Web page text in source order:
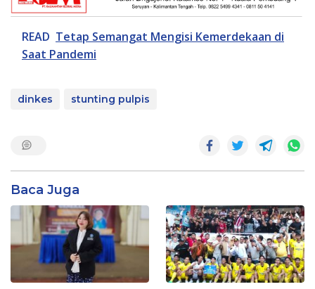
READ Tetap Semangat Mengisi Kemerdekaan di
Saat Pandemi
dinkes stunting pulpis
Baca Juga